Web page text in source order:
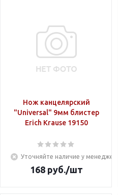
Нож канцелярский
"Universal" 9мм блистер
Erich Krause 19150
Уточняйте наличие у менеджера
168руб./шт